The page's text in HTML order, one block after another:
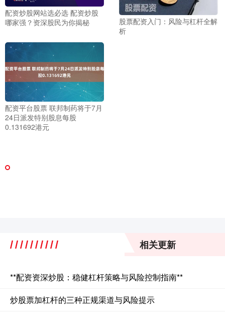
配资炒股网站选必选 配资炒股
哪家强？资深股民为你揭秘
股票配资入门：风险与杠杆全解
析
配资平台股票 联邦制药将于7月
24日派发特别股息每股
0.131692港元
相关更新
**配资资深炒股：稳健杠杆策略与风险控制指南**
炒股票加杠杆的三种正规渠道与风险提示